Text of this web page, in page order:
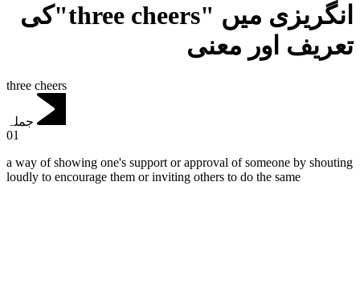
انگریزی میں "three cheers"کی
تعریف اور معنی
three cheers
جملہ
01
a way of showing one's support or approval of someone by shouting
loudly to encourage them or inviting others to do the same